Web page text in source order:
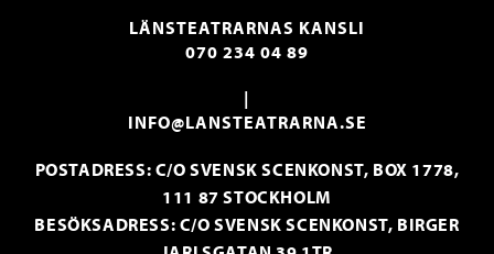
LÄNSTEATRARNAS KANSLI
070 234 04 89
|
INFO@LANSTEATRARNA.SE
POSTADRESS: C/O SVENSK SCENKONST, BOX 1778,
111 87 STOCKHOLM
BESÖKSADRESS: C/O SVENSK SCENKONST, BIRGER